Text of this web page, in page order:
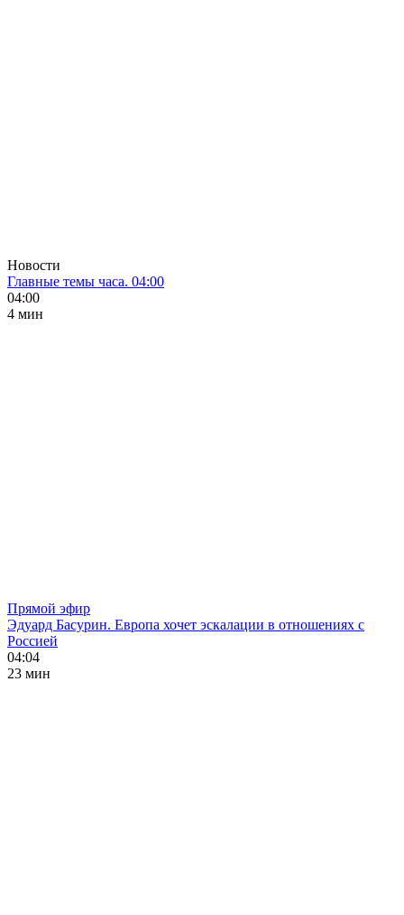
Новости
Главные темы часа. 04:00
04:00
4 мин
Прямой эфир
Эдуард Басурин. Европа хочет эскалации в отношениях с
Россией
04:04
23 мин